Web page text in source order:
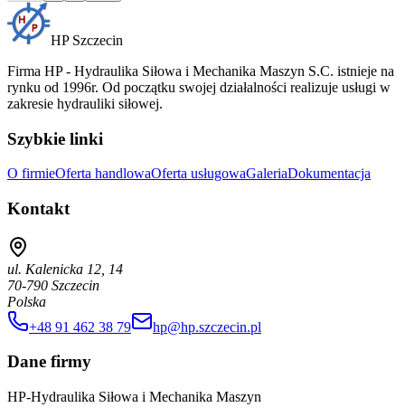
HP Szczecin
Firma HP - Hydraulika Siłowa i Mechanika Maszyn S.C. istnieje na
rynku od 1996r. Od początku swojej działalności realizuje usługi w
zakresie hydrauliki siłowej.
Szybkie linki
O firmieOferta handlowaOferta usługowaGaleriaDokumentacja
Kontakt
ul. Kalenicka 12, 14
70-790 Szczecin
Polska
+48 91 462 38 79
hp@hp.szczecin.pl
Dane firmy
HP-Hydraulika Siłowa i Mechanika Maszyn